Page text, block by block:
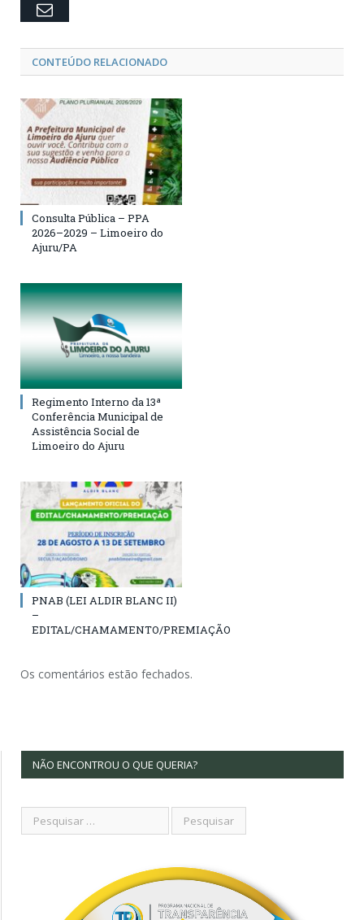
Email
CONTEÚDO RELACIONADO
Consulta Pública – PPA
2026–2029 – Limoeiro do
Ajuru/PA
Regimento Interno da 13ª
Conferência Municipal de
Assistência Social de
Limoeiro do Ajuru
PNAB (LEI ALDIR BLANC II)
–
EDITAL/CHAMAMENTO/PREMIAÇÃO
Os comentários estão fechados.
NÃO ENCONTROU O QUE QUERIA?